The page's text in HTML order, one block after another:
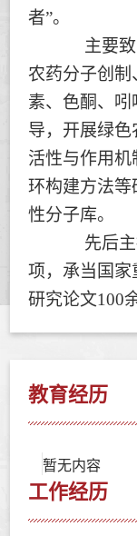
者”。
主要致
农药分子创
素、色酮、
导，开展绿
活性与作用
环构建方法
性分子库。
先后主
项，承当国家
研究论文100
教育经历
暂无内容
工作经历